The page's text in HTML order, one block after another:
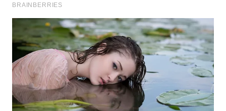
WN
PRIANGAN
TIMUR
WN
SEMARANG
WN